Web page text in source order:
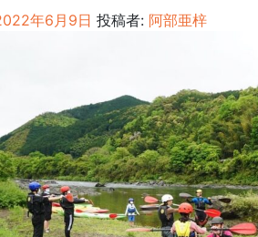
年6月9日 投稿者: 阿部亜梓